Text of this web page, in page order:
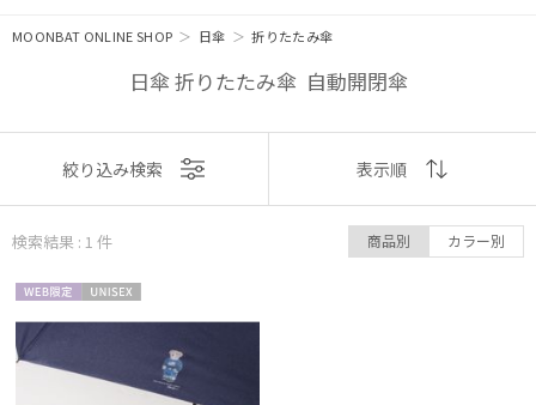
MOONBAT ONLINE SHOP ＞ 日傘 ＞折りたたみ傘
日傘 折りたたみ傘 自動開閉傘
表示
おすすめ
価格の高い
絞り込み検索 表示順
検索結果 : 1 件 商品別 カラー別
定